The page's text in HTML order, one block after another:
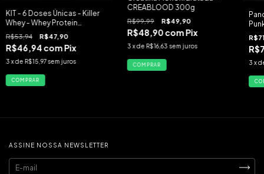
KIT - 6 Doses Únicas - Killer
Whey - Whey Protein
Concentrado - 35g(cada)
R$53,94 R$47,90
R$46,94comPix
3 x de R$15,97sem juros
COMPRAR
CREABLOOD 300g
R$99,99 R$49,90
R$48,90comPix
3 x de R$16,63 sem juros
3 x
ASSINE NOSSA NEWSLETTER